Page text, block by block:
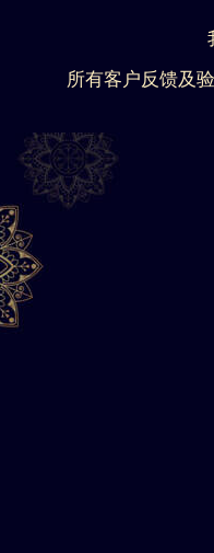
所有客户反馈及